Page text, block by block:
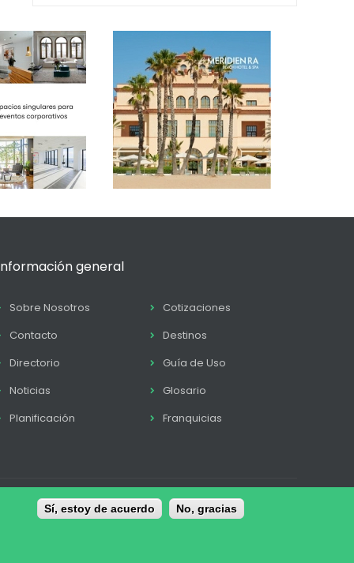
general
Sobre Nosotros
Cotizaciones
Contacto
Destinos
Directorio
Guía de Uso
Noticias
Glosario
Planificación
Franquicias
de Cookies Términos y condiciones
Sí, estoy de acuerdo No, gracias